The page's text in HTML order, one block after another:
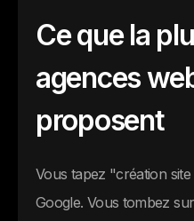
Ce que la
agences
proposent
Vous tapez "création
Google. Vous tombez